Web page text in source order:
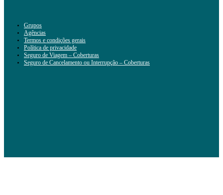
Grupos
Agências
Termos e condições gerais
Política de privacidade
Seguro de Viagem – Coberturas
Seguro de Cancelamento ou Interrupção – Coberturas